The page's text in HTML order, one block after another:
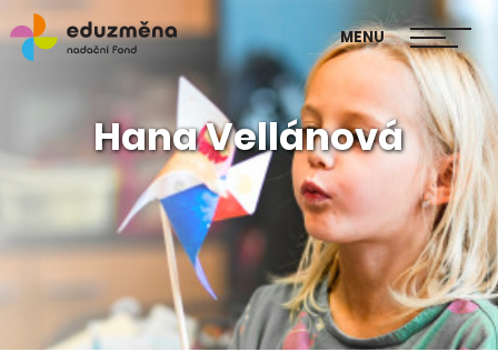
MENU
Publikace Mapa změny
Hana Vellánová